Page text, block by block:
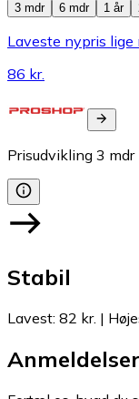
3 mdr
6 mdr 1 år
Laveste nypris lige
86 kr.
Prisudvikling 3 mdr
Stabil
Lavest: 82 kr. |
Anmeldelser